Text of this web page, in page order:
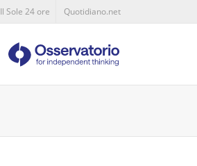
Il Sole 24 ore Quotidiano.net